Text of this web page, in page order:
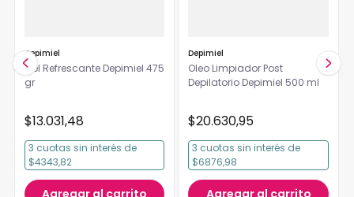
Depimiel
Gel Refrescante Depimiel 475
gr
$13.031,48
3 cuotas sin interés de
$4343,82
Agregar al carrito
Depimiel
Oleo Limpiador Post
Depilatorio Depimiel 500 ml
$20.630,95
3 cuotas sin interés de
$6876,98
Agregar al carrito